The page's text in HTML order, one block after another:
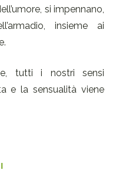
si impennano,
insieme ai
tutti i nostri sensi
e la sensualità viene